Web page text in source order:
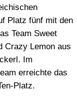
Platz fünf mit den
Team Sweet
Crazy Lemon aus
Im
erreichte das
Platz.